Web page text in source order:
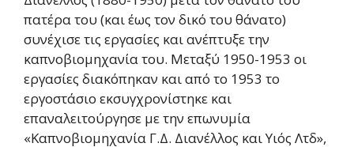
πατέρα του (και έως τον δικό του θάνατο)
συνέχισε τις εργασίες και ανέπτυξε την
καπνοβιομηχανία του. Μεταξύ 1950-1953 οι
εργασίες διακόπηκαν και από το 1953 το
εργοστάσιο εκσυγχρονίστηκε και
επαναλειτούργησε με την επωνυμία
«Καπνοβιομηχανία Γ.Δ. Διανέλλος και Υιός Λτδ»,